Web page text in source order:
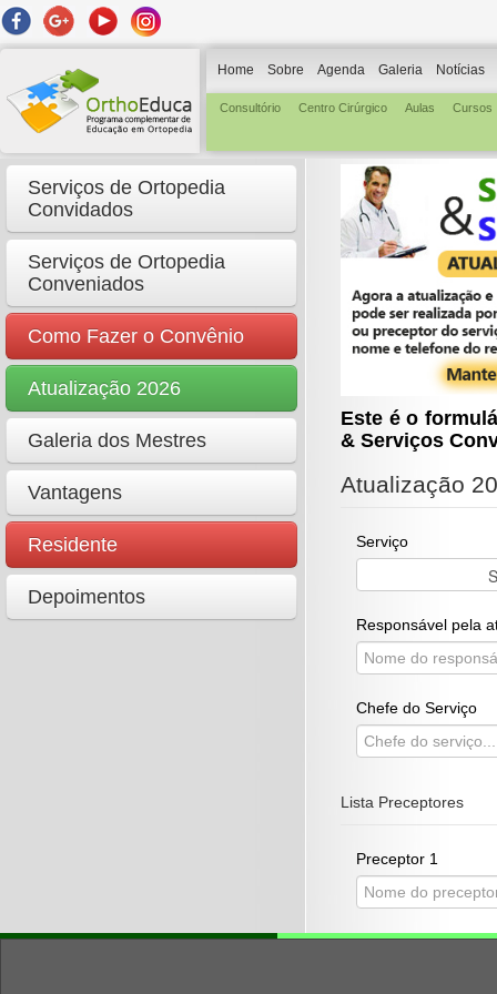
Home Sobre Agenda Galeria Notícias
Consultório Centro Cirúrgico Aulas Cursos
Serviços de Ortopedia
Convidados
Serviços de Ortopedia
Conveniados
Como Fazer o Convênio
Atualização 2026
Galeria dos Mestres
Vantagens
Residente
Depoimentos
Este é o
& Serviços
Atualização
Serviço
Responsável pela
Chefe do Serviço
Lista Preceptores
Preceptor 1